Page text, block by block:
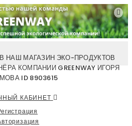
НАШ МАГАЗИН ЭКО-ПРОДУКТОВ
КОМПАНИИ GREENWAY ИГОРЯ
ID 8903615
КАБИНЕТ